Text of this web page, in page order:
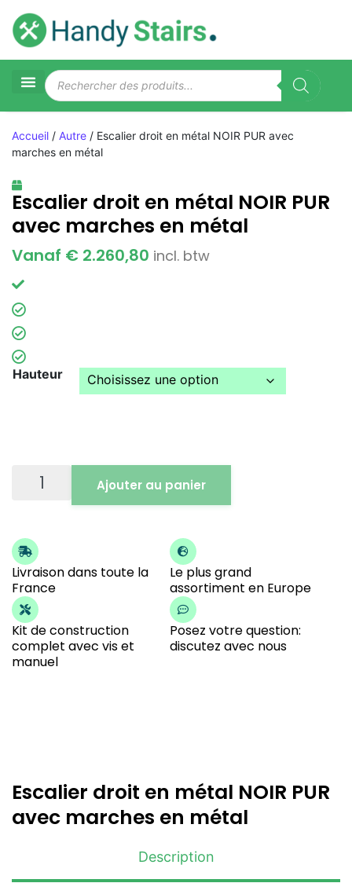
Accueil / Autre / Escalier droit en métal NOIR PUR avec
marches en métal
Escalier droit en métal NOIR PUR
avec marches en métal
Vanaf € 2.260,80 incl. btw
Hauteur
Ajouter au panier
Livraison dans toute la
France
Le plus grand
assortiment en Europe
Kit de construction
complet avec vis et
manuel
Posez votre question:
discutez avec nous
Escalier droit en métal NOIR PUR
avec marches en métal
Description